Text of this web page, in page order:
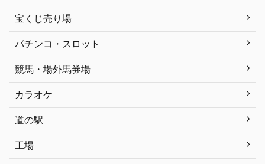
宝くじ売り場
パチンコ・スロット
競馬・場外馬券場
カラオケ
道の駅
工場